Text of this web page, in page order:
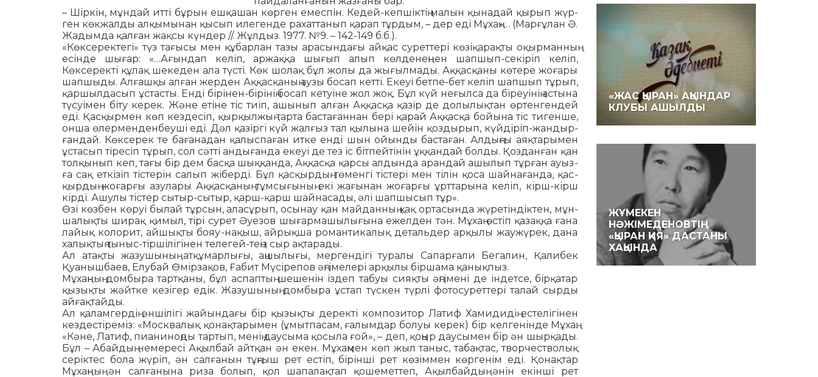
– Шіркін, мұндай итті бұрын еш­қашан көрген емеспін. Кедей-кеп­шіктің малын қынадай қырып жүр­
ген көкжалды алқымынан қы­сып илегенде рахаттанып қарап тұрдым, – дер еді Мұхаң»… (Мар­ғұлан Ә.
Жадымда қалған жақсы күн­дер //. Жұлдыз. 1977. №9. – 142-149 б.б.).
«Көксеректегі» түз тағысы мен құ­барлан тазы арасындағы айқас суреттері көзіқарақты оқыр­ман­ның
есінде шығар: «…Ағындап ке­ліп, аржаққа шығып алып көл­де­неңнен шапшып-секіріп келіп,
Көксеректі құлақ шекеден ала түсті. Көк шолақ бұл жолы да жы­ғыл­мады. Аққасқаны көтере жо­ғары
шапшыды. Алғашқы алған жер­ден Аққасқаның аузы босап кетті. Екеуі бетпе-бет келіп шапшып тұрып,
қаршылдасып ұстас­ты. Енді бірінен-бірінің босап кетуіне жол жоқ. Бұл күй неғылса да біреуінің астына
түсуімен біту ке­рек. Және етіне тіс тиіп, ашынып алған Аққасқа қазір де до­лы­лық­тан өртенгендей
еді. Қас­қыр­мен көп кездесіп, қыр­қылжың тар­та бастағаннан бері қарай Ақ­қас­қа бойына тіс тигенше,
онша өлер­менденбеуші еді. Дәл қазіргі күй жалғыз тал қылына шейін қоз­дырып, күйдіріп-жан­дыр­
ған­дай. Көксерек те бағанадан қа­лыс­паған итке енді шын ойынды бас­таған. Алдыңғы аяқтарымен
ұста­сып тіресіп тұрып, сол сәтті ан­дығанда екеуі де тез іс бітпей­ті­нін ұққандай болды. Қозданған қан
толқынып кеп, тағы бір дем бас­қа шыққанда, Аққасқа қарсы ал­дында арандай ашылып тұрған ауыз­
ға сақ еткізіп тістерін салып жі­берді. Бұл қасқырдың төменгі тіс­тері мен тілін қоса шайнағанда, қас­
қырдың жоғарғы азулары Ақ­қас­қаның тұмсығының екі жағы­нан жоғарғы ұрттарына келіп, кірш-кірш
кірді. Ашулы тістер сы­тыр-сытыр, қарш-қарш шай­наса­ды, әлі шапшысып тұр».
Өзі көзбен көруі былай тұрсын, ала­сұрып, осынау қан майданның қақ ортасында жүретіндіктен, мұн­­
шалықты ширақ қимыл, тірі су­рет Әуезов шығармашылығына ежел­ден тән. Мұхаң өстіп қазаққа ға­на
лайық колорит, айшықты бояу-нақыш, айрықша роман­ти­калық детальдер арқылы жау­жү­рек, дана
халықтың тыныс-тірші­лі­гінен телегей-теңіз сыр ақта­ра­ды.
Ал атақты жазушының атқұ­мар­лығы, аңшылығы, мергендігі ту­ралы Сапарғали Бегалин, Қа­ли­бек
Қуанышбаев, Елубай Өмір­за­қов, Ғабит Мүсірепов әңгімелері ар­қылы біршама қанықпыз.
Мұхаңның домбыра тартқаны, бұл аспаптың шешенін іздеп табуы сияқ­ты әңгімені де індетсе, бірқа­тар
қызықты жәйтке кезігер едік. Жазушының домбыра ұстап түс­кен түрлі фотосуреттері талай сыр­ды
айғақтайды.
Ал қаламгердің әншілігі жайын­дағы бір қызықты деректі ком­позитор Латиф Хамидидің ес­те­лігінен
кездестіреміз: «Москва­лық қонақтарымен (ұмытпасам, ға­лымдар болуы керек) бір кел­ге­нін­де Мұхаң:
«Кәне, Латиф, пиа­ни­ноңды тартып, менің даусыма қо­сыла ғой», – деп, қоңыр даусымен бір ән шырқады.
Бұл – Абай­дың немересі Ақылбай айтқан ән екен. Мұхаңмен көп жыл таныс, та­бақтас, творчестволық
серіктес бола жүріп, ән салғанын тұңғыш рет естіп, бірінші рет көзіммен көр­генім еді. Қонақтар
Мұхаңның ән салғанына риза болып, қол ша­палақтап қошеметтеп, Ақыл­бай­дың әнін екінші рет
«ЖАС ҚЫРАН» АҚЫНДАР
КЛУБЫ АШЫЛДЫ
ЖҰМЕКЕН
НӘЖІМЕДЕНОВТІҢ
«ҚЫРАН ҚИЯ» ДАСТАНЫ
ХАҚЫНДА